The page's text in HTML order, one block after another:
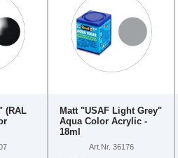
(RAL
Matt "USAF Light Grey"
Aqua Color Acrylic -
18ml
Art.Nr. 36176